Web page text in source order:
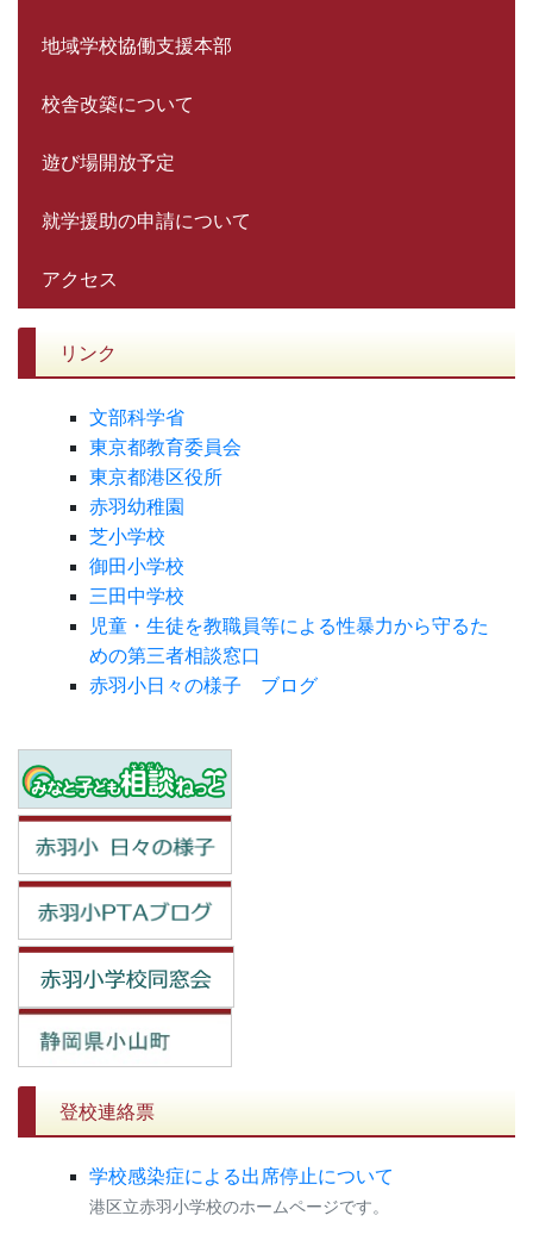
地域学校協働支援本部
校舎改築について
遊び場開放予定
就学援助の申請について
アクセス
リンク
文部科学省
東京都教育委員会
東京都港区役所
赤羽幼稚園
芝小学校
御田小学校
三田中学校
児童・生徒を教職員等による性暴力から守るた
めの第三者相談窓口
赤羽小日々の様子 ブログ
登校連絡票
学校感染症による出席停止について
港区立赤羽小学校のホームページです。